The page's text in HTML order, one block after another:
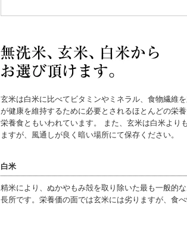
玄米は白米に比べてビタミンやミネラル、食物繊維
が健康を維持するために必要とされるほとんどの栄
栄養食ともいわれています。 また、玄米は白米より
ますが、風通しが良く暗い場所にて保存ください。
白米
精米により、ぬかやもみ殻を取り除いた最も一般的
長所です。栄養価の面では玄米には劣りますが、食